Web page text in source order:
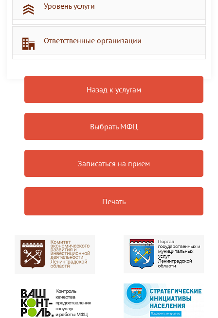
Уровень услуги
Ответственные организации
Назад к услугам
Выбрать МФЦ
Записаться на прием
Печать